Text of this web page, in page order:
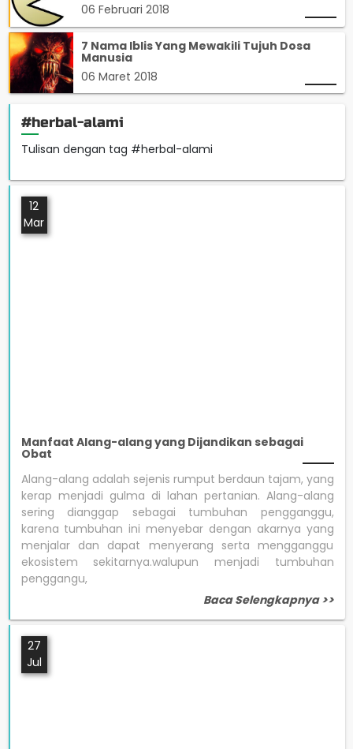
06 Februari 2018
7 Nama Iblis Yang Mewakili Tujuh Dosa
Manusia
06 Maret 2018
#herbal-alami
Tulisan dengan tag #herbal-alami
12
Mar
Manfaat Alang-alang yang Dijandikan sebagai
Obat
Alang-alang adalah sejenis rumput berdaun tajam, yang
kerap menjadi gulma di lahan pertanian. Alang-alang
sering dianggap sebagai tumbuhan pengganggu,
karena tumbuhan ini menyebar dengan akarnya yang
menjalar dan dapat menyerang serta mengganggu
ekosistem sekitarnya.walupun menjadi tumbuhan
penggangu,
Baca Selengkapnya >>
27
Jul